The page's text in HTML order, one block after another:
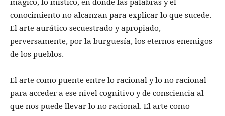
mágico, lo místico, en donde las palabras y el
conocimiento no alcanzan para explicar lo que sucede.
El arte aurático secuestrado y apropiado,
perversamente, por la burguesía, los eternos enemigos
de los pueblos.
El arte como puente entre lo racional y lo no racional
para acceder a ese nivel cognitivo y de consciencia al
que nos puede llevar lo no racional. El arte como